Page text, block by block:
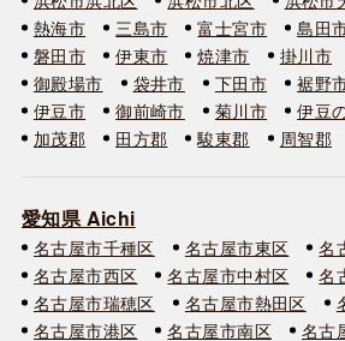
熱海市
三島市 富士宮市 島田
磐田市
伊東市 焼津市 掛川市
御殿場市
袋井市 下田市 裾野
伊豆市
御前崎市 菊川市 伊豆
加茂郡
田方郡 駿東郡 周智郡
愛知県 Aichi
名古屋市千種区 名古屋市東区
名
名古屋市西区
名古屋市中村区
名
名古屋市瑞穂区
名古屋市熱田区
名古屋市港区
名古屋市南区
名古